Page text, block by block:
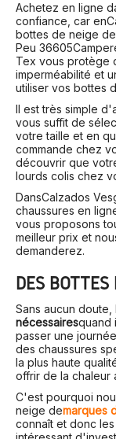
Achetez en ligne
confiance, car en
bottes de neige
Peu 36605Camper
Tex vous protège
imperméabilité et
utiliser vos bottes
Il est très simple
vous suffit de
votre taille et en
commande chez
découvrir que
lourds colis chez
DansCalzados
chaussures en
vous proposons
meilleur prix et
demanderez.
DES
Sans aucun
nécessairesquand
passer une
des chaussures
la plus haute
offrir de la chaleur
C'est pourquoi
neige demarques
connaît et donc